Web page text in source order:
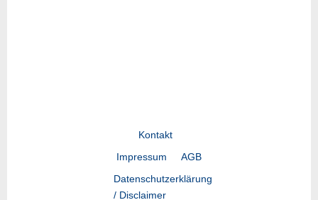
Kontakt
Impressum
AGB
Datenschutzerklärung
/ Disclaimer